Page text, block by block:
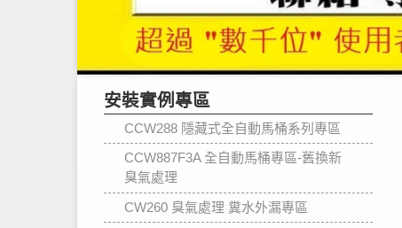
安裝實例專區
CCW288 隱藏式全自動馬桶系列專區
CCW887F3A 全自動馬桶專區-舊換新
臭氣處理
CW260 臭氣處理 糞水外漏專區